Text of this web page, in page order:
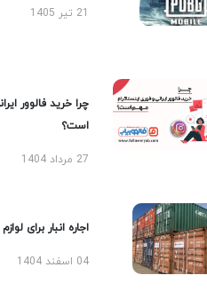
چرا خرید فالوور
است؟
27 مرداد 1404
اجاره انبار برای
04 اسفند 1404